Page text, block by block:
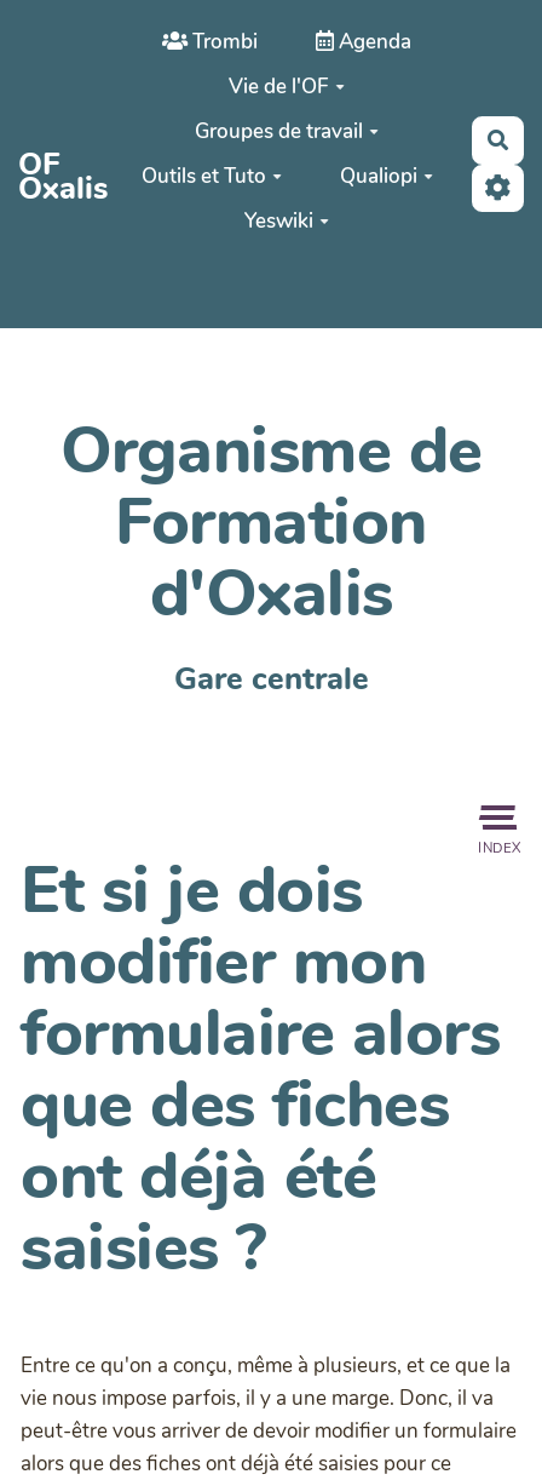
Aller au contenu principal
OF
Oxalis
Trombi
Agenda
Vie de l'OF
Groupes de travail
Outils et Tuto
Qualiopi
Yeswiki
Organisme de
Formation
d'Oxalis
Gare centrale
INDEX
Et si je dois
modifier mon
formulaire alors
que des fiches
ont déjà été
saisies ?
Entre ce qu'on a conçu, même à plusieurs, et ce que la
vie nous impose parfois, il y a une marge. Donc, il va
peut-être vous arriver de devoir modifier un formulaire
alors que des fiches ont déjà été saisies pour ce